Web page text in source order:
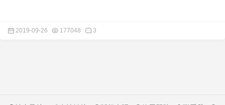
2019-09-26 177048 3